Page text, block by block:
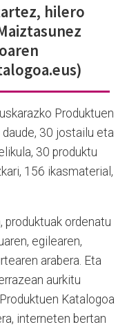
hilero
Produktuen
30 jostailu eta
30 produktu
156 ikasmaterial,
produktuak ordenatu
egilearen,
arabera. Eta
aurkitu
Katalogoa
interneten bertan